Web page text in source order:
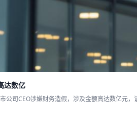
达数亿
公司CEO涉嫌财务造假，涉及金额高达数亿元，